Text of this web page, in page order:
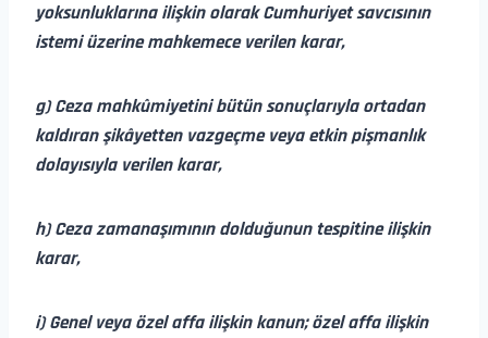
yoksunluklarına ilişkin olarak Cumhuriyet savcısının
istemi üzerine mahkemece verilen karar,
g) Ceza mahkûmiyetini bütün sonuçlarıyla ortadan
kaldıran şikâyetten vazgeçme veya etkin pişmanlık
dolayısıyla verilen karar,
h) Ceza zamanaşımının dolduğunun tespitine ilişkin
karar,
i) Genel veya özel affa ilişkin kanun; özel affa ilişkin